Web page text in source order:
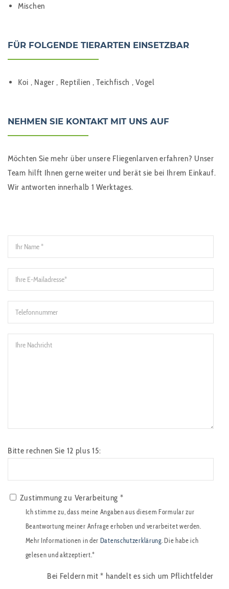
Mischen
FÜR FOLGENDE TIERARTEN EINSETZBAR
Koi , Nager , Reptilien , Teichfisch , Vogel
NEHMEN SIE KONTAKT MIT UNS AUF
Möchten Sie mehr über unsere Fliegenlarven erfahren? Unser
Team hilft Ihnen gerne weiter und berät sie bei Ihrem Einkauf.
Wir antworten innerhalb 1 Werktages.
Bitte rechnen Sie 12 plus 15:
Zustimmung zu Verarbeitung *
Ich stimme zu, dass meine Angaben aus diesem Formular zur
Beantwortung meiner Anfrage erhoben und verarbeitet werden.
Mehr Informationen in der Datenschutzerklärung. Die habe ich
gelesen und aktzeptiert.*
Bei Feldern mit* handelt es sich um Pflichtfelder